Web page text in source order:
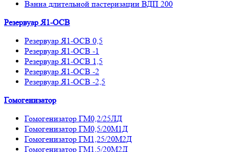
Ванна длительной пастеризации ВДП 200
Резервуар Я1-ОСВ
Резервуар Я1-ОСВ 0,5
Резервуар Я1-ОСВ -1
Резервуар Я1-ОСВ 1,5
Резервуар Я1-ОСВ -2
Резервуар Я1-ОСВ -2,5
Гомогенизатор
Гомогенизатор ГМ0,2/25ЛД
Гомогенизатор ГМ0,5/20М1Д
Гомогенизатор ГМ1,25/20М2Д
Гомогенизатор ГМ1,5/20М2Д